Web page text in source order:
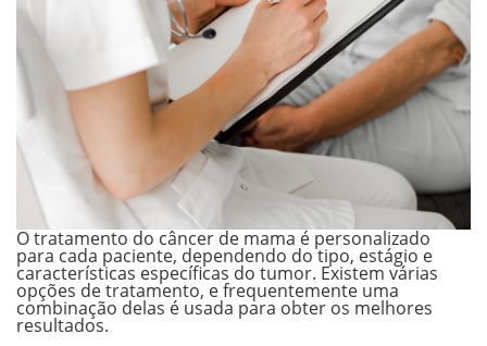
O tratamento do câncer de mama é personalizado
para cada paciente, dependendo do tipo, estágio e
características específicas do tumor. Existem várias
opções de tratamento, e frequentemente uma
combinação delas é usada para obter os melhores
resultados.